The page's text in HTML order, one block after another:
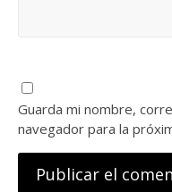
Guarda mi nombre,
navegador para la